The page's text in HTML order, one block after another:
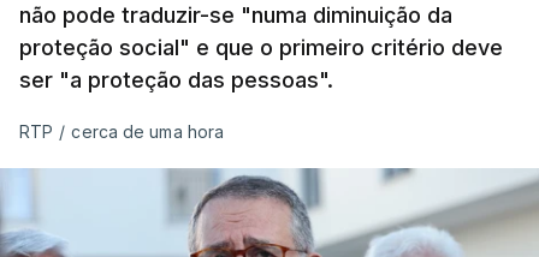
não pode traduzir-se "numa diminuição da
proteção social" e que o primeiro critério deve
ser "a proteção das pessoas".
RTP / cerca de uma hora